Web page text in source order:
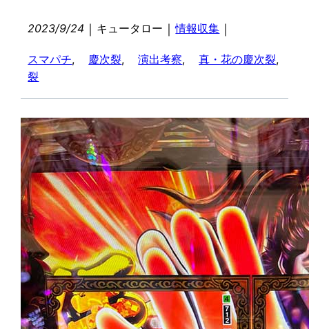
2023/9/24 ｜ キュータロー ｜情報収集 ｜
スマパチ, 慶次裂, 演出考察, 真・花の慶次裂
裂